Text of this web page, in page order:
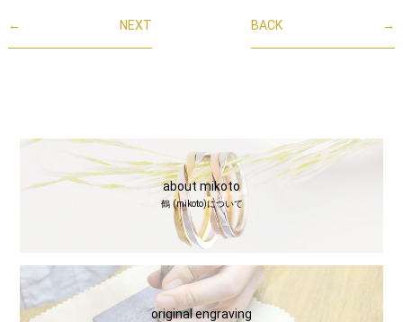
← NEXT →
BACK
about mikoto
鶴 (mikoto)について
original engraving